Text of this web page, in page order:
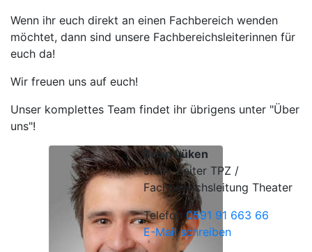
Wenn ihr euch direkt an einen Fachbereich wenden
möchtet, dann sind unsere Fachbereichsleiterinnen für
euch da!
Wir freuen uns auf euch!
Unser komplettes Team findet ihr übrigens unter "Über
uns"!
Brian Lüken
stellv. Leiter TPZ /
Fachbereichsleitung Theater
Telefon0591 91 663 66
E-Mail schreiben